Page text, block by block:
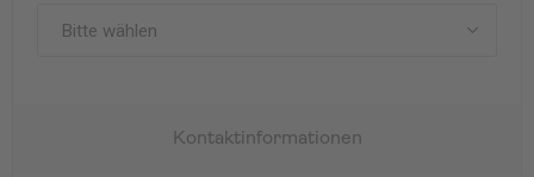
Kontaktinformationen